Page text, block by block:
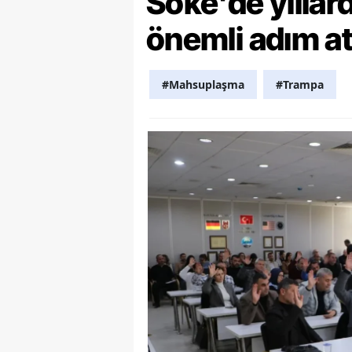
önemli adım
#Mahsuplaşma #Trampa